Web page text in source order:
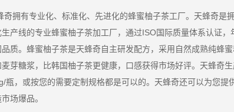
奇拥有专业化、标准化、先进化的蜂蜜柚子茶工厂。 天蜂奇是
产线的专业蜂蜜柚子茶加工厂，通过ISO国际质量体系认证
质。蜂蜜柚子茶是天蜂奇自主研发配方，采用自然成熟纯蜂蜜
芽糖浆，比韩国柚子茶更健康，口感获得市场好评。天蜂奇生
瓶，或按您的需要定制规格都是可以的。天蜂奇还可以为您提
场爆品。